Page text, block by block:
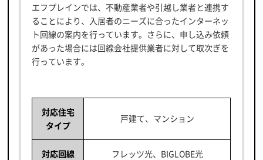
エフプレインでは、不動産業者や引越し業者と連携す
ることにより、入居者のニーズに合ったインターネッ
ト回線の案内を行っています。さらに、申し込み依頼
があった場合には回線会社提供業者に対して取次ぎを
行っています。
対応住宅
タイプ
戸建て、マンション
対応回線 フレッツ光、BIGLOBE光